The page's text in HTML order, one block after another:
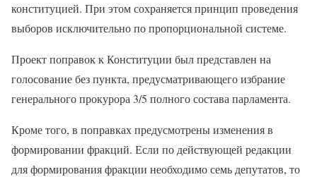
конституцией. При этом сохраняется принцип проведения
выборов исключительно по пропорциональной системе.
Проект поправок к Конституции был представлен на
голосование без пункта, предусматривающего избрание
генерального прокурора 3/5 полного состава парламента.
Кроме того, в поправках предусмотрены изменения в
формировании фракций. Если по действующей редакции
для формирования фракции необходимо семь депутатов, то